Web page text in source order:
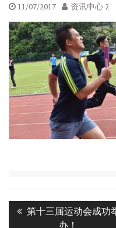
11/07/2017 资讯中心 2
navigation
Previous
第十三届运动会成功
办！